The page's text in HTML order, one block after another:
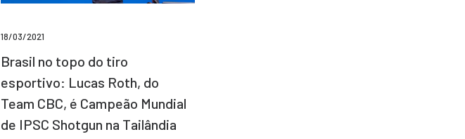
18/03/2021
Brasil no topo do tiro
esportivo: Lucas Roth, do
Team CBC, é Campeão Mundial
de IPSC Shotgun na Tailândia